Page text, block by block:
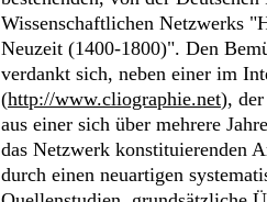
Wissenschaftlichen Netzwerks
Neuzeit (1400-1800)". Den
verdankt sich, neben einer im
(http://www.cliographie.net),
aus einer sich über mehrere
das Netzwerk konstituierenden
durch einen neuartigen